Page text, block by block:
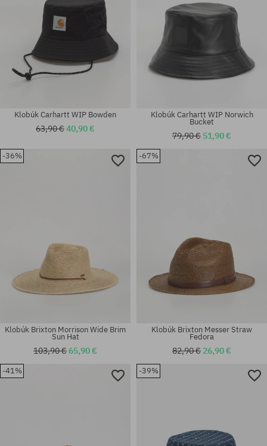
Dostupné veľkosti:
Dostupné veľkosti:
Klobúk Carhartt WIP Bowden
63,90 €40,90 €
Dostupné veľkosti:
Klobúk Carhartt WIP Norwich
Bucket
79,90 € 51,90 €
-36%
Klobúk Brixton Morrison Wide Brim
Sun Hat
103,90 €65,90 €
-67%
Klobúk Brixton Messer Straw
Fedora
82,90 € 26,90 €
-41% -39%